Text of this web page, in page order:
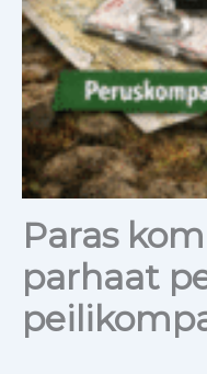
Paras
parhaat